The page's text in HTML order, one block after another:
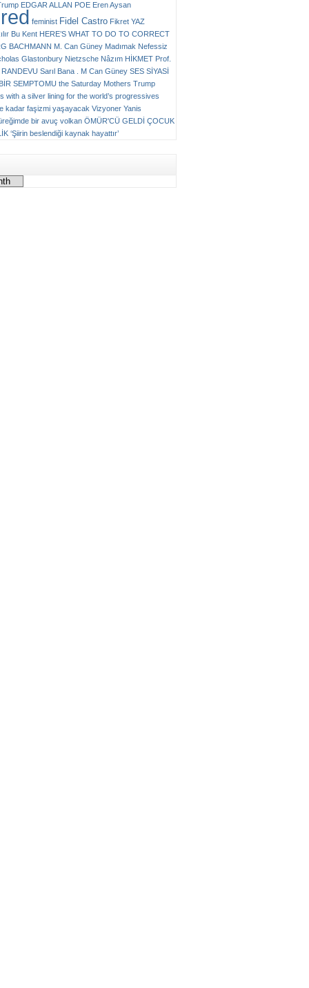
EDGAR ALLAN POE Eren Aysan
feminist Fidel Castro Fikret YAZ
Bu Kent HERE’S WHAT TO DO TO CORRECT
BACHMANN M. Can Güney Madımak Nefessiz
Glastonbury Nietzsche Nâzım HİKMET Prof.
RANDEVU Sarıl Bana . M Can Güney SES SİYASİ
SEMPTOMU the Saturday Mothers Trump
with a silver lining for the world’s progressives
kadar faşizmi yaşayacak Vizyoner Yanis
bir avuç volkan ÖMÜR'CÜ GELDİ ÇOCUK
‘Şiirin beslendiği kaynak hayattır’